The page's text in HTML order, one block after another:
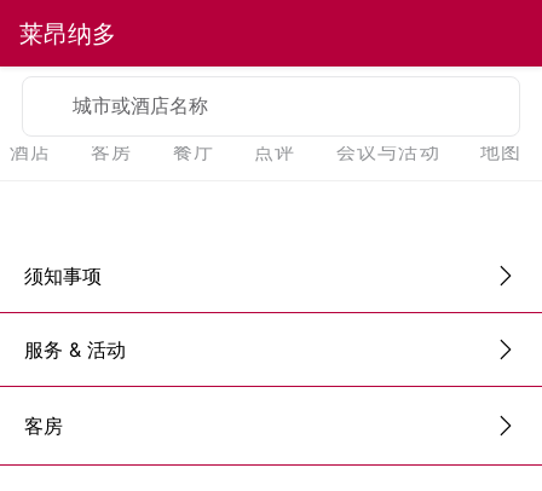
莱昂纳多
城市或酒店名称
酒店 客房 餐厅 点评 会议与活动 地图
须知事项
服务 & 活动
客房